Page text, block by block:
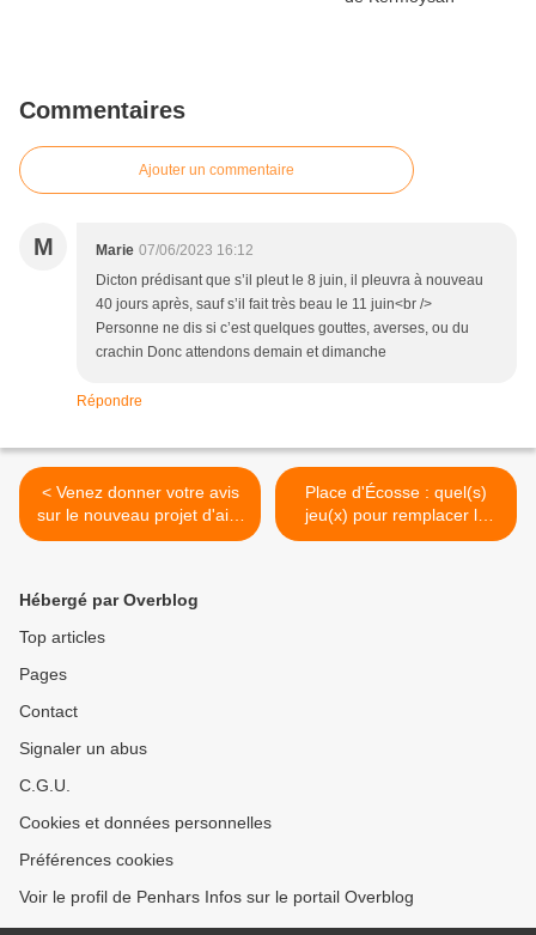
Commentaires
Ajouter un commentaire
M Marie 07/06/2023 16:12
Dicton prédisant que s’il pleut le 8 juin, il pleuvra à nouveau
40 jours après, sauf s’il fait très beau le 11 juin<br />
Personne ne dis si c’est quelques gouttes, averses, ou du
crachin Donc attendons demain et dimanche
Répondre
< Venez donner votre avis
sur le nouveau projet d'aire
de jeux place d'Écosse
Place d'Écosse : quel(s)
jeu(x) pour remplacer le
vieux bateau ? >
Hébergé par Overblog
Top articles
Pages
Contact
Signaler un abus
C.G.U.
Cookies et données personnelles
Préférences cookies
Voir le profil de Penhars Infos sur le portail Overblog